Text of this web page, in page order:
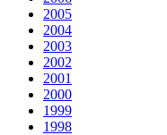
2005
2004
2003
2002
2001
2000
1999
1998